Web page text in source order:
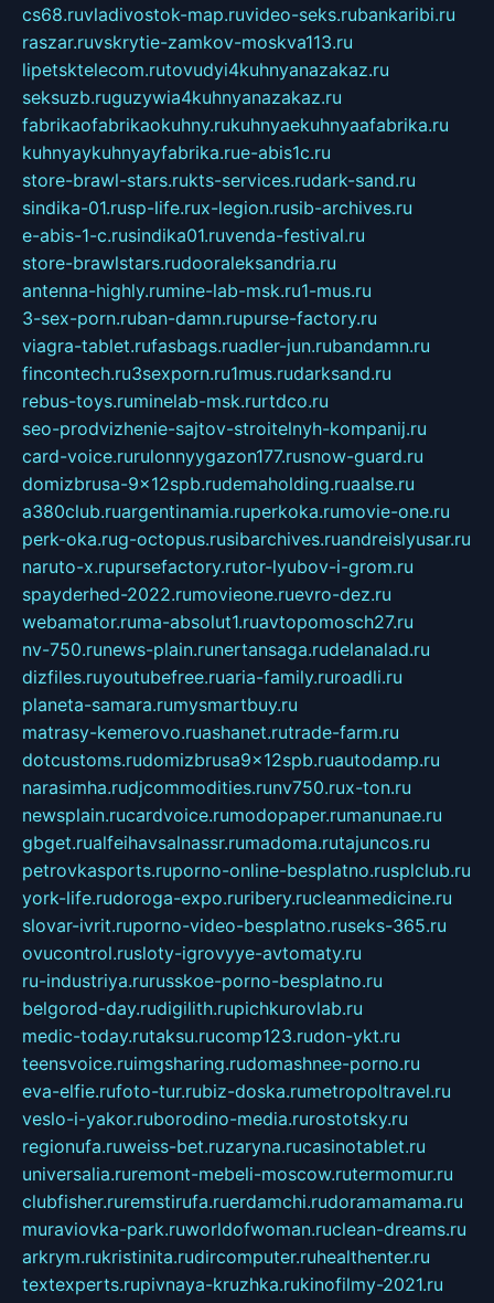
cs68.ruvladivostok-map.ruvideo-seks.rubankaribi.ru
raszar.ruvskrytie-zamkov-moskva113.ru
lipetsktelecom.rutovudyi4kuhnyanazakaz.ru
seksuzb.ruguzywia4kuhnyanazakaz.ru
fabrikaofabrikaokuhny.rukuhnyaekuhnyaafabrika.ru
kuhnyaykuhnyayfabrika.rue-abis1c.ru
store-brawl-stars.rukts-services.rudark-sand.ru
sindika-01.rusp-life.rux-legion.rusib-archives.ru
e-abis-1-c.rusindika01.ruvenda-festival.ru
store-brawlstars.rudooraleksandria.ru
antenna-highly.rumine-lab-msk.ru1-mus.ru
3-sex-porn.ruban-damn.rupurse-factory.ru
viagra-tablet.rufasbags.ruadler-jun.rubandamn.ru
fincontech.ru3sexporn.ru1mus.rudarksand.ru
rebus-toys.ruminelab-msk.rurtdco.ru
seo-prodvizhenie-sajtov-stroitelnyh-kompanij.ru
card-voice.rurulonnyygazon177.rusnow-guard.ru
domizbrusa-9x12spb.rudemaholding.ruaalse.ru
a380club.ruargentinamia.ruperkoka.rumovie-one.ru
perk-oka.rug-octopus.rusibarchives.ruandreislyusar.ru
naruto-x.rupursefactory.rutor-lyubov-i-grom.ru
spayderhed-2022.rumovieone.ruevro-dez.ru
webamator.ruma-absolut1.ruavtopomosch27.ru
nv-750.runews-plain.runertansaga.rudelanalad.ru
dizfiles.ruyoutubefree.ruaria-family.ruroadli.ru
planeta-samara.rumysmartbuy.ru
matrasy-kemerovo.ruashanet.rutrade-farm.ru
dotcustoms.rudomizbrusa9x12spb.ruautodamp.ru
narasimha.rudjcommodities.runv750.rux-ton.ru
newsplain.rucardvoice.rumodopaper.rumanunae.ru
gbget.rualfeihavsalnassr.rumadoma.rutajuncos.ru
petrovkasports.ruporno-online-besplatno.rusplclub.ru
york-life.rudoroga-expo.ruribery.rucleanmedicine.ru
slovar-ivrit.ruporno-video-besplatno.ruseks-365.ru
ovucontrol.rusloty-igrovyye-avtomaty.ru
ru-industriya.rurusskoe-porno-besplatno.ru
belgorod-day.rudigilith.rupichkurovlab.ru
medic-today.rutaksu.rucomp123.rudon-ykt.ru
teensvoice.ruimgsharing.rudomashnee-porno.ru
eva-elfie.rufoto-tur.rubiz-doska.rumetropoltravel.ru
veslo-i-yakor.ruborodino-media.rurostotsky.ru
regionufa.ruweiss-bet.ruzaryna.rucasinotablet.ru
universalia.ruremont-mebeli-moscow.rutermomur.ru
clubfisher.ruremstirufa.ruerdamchi.rudoramamama.ru
muraviovka-park.ruworldofwoman.ruclean-dreams.ru
arkrym.rukristinita.rudircomputer.ruhealthenter.ru
textexperts.rupivnaya-kruzhka.rukinofilmy-2021.ru